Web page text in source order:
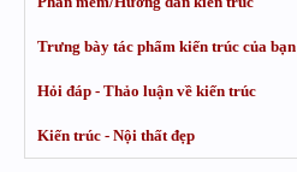
Trưng bày tác phẩm kiến trúc của bạn
Hỏi đáp - Thảo luận về kiến trúc
Kiến trúc - Nội thất đẹp